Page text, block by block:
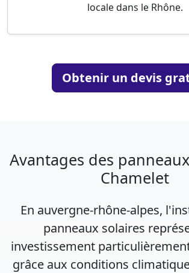
locale dans le Rhône.
Obtenir un devis
Avantages des
Chamelet
En auvergne-rhône-alpes,
panneaux solaires
investissement
grâce aux conditions